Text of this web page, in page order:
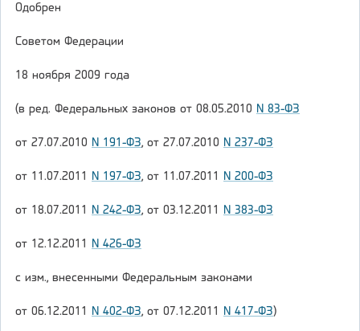
Одобрен
Советом Федерации
18 ноября 2009 года
(в ред. Федеральных законов от 08.05.2010 N 83-ФЗ
от 27.07.2010 N 191-ФЗ, от 27.07.2010 N 237-ФЗ
от 11.07.2011 N 197-ФЗ, от 11.07.2011 N 200-ФЗ
от 18.07.2011 N 242-ФЗ, от 03.12.2011 N 383-ФЗ
от 12.12.2011 N 426-ФЗ
с изм., внесенными Федеральным законами
от 06.12.2011 N 402-ФЗ, от 07.12.2011 N 417-ФЗ)